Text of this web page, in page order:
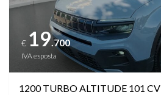
€ 19.700
IVA esposta
1200 TURBO ALTITUDE 101 CV